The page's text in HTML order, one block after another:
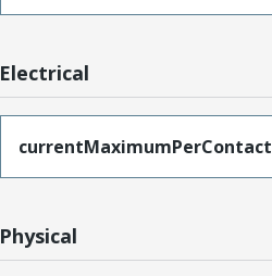
Electrical
currentMaximumPerContact
Physical